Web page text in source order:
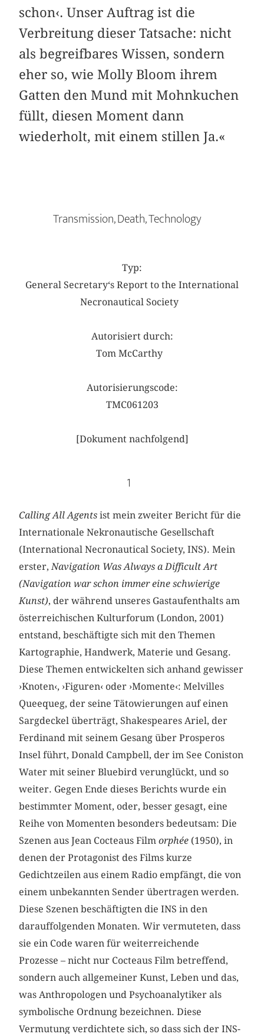
schon‹. Unser Auftrag ist die
Verbreitung dieser Tatsache: nicht
als begreifbares Wissen, sondern
eher so, wie Molly Bloom ihrem
Gatten den Mund mit Mohnkuchen
füllt, diesen Moment dann
wiederholt, mit einem stillen Ja.«
Transmission, Death, Technology
Typ:
General Secretary‘s Report to the International
Necronautical Society
Autorisiert durch:
Tom McCarthy
Autorisierungscode:
TMC061203
[Dokument nachfolgend]
1
Calling All Agents ist mein zweiter Bericht für die
Internationale Nekronautische Gesellschaft
(International Necronautical Society, INS). Mein
erster, Navigation Was Always a Difficult Art
(Navigation war schon immer eine schwierige
Kunst), der während unseres Gastaufenthalts am
österreichischen Kulturforum (London, 2001)
entstand, beschäftigte sich mit den Themen
Kartographie, Handwerk, Materie und Gesang.
Diese Themen entwickelten sich anhand gewisser
›Knoten‹, ›Figuren‹ oder ›Momente‹: Melvilles
Queequeg, der seine Tätowierungen auf einen
Sargdeckel überträgt, Shakespeares Ariel, der
Ferdinand mit seinem Gesang über Prosperos
Insel führt, Donald Campbell, der im See Coniston
Water mit seiner Bluebird verunglückt, und so
weiter. Gegen Ende dieses Berichts wurde ein
bestimmter Moment, oder, besser gesagt, eine
Reihe von Momenten besonders bedeutsam: Die
Szenen aus Jean Cocteaus Filmorphée (1950), in
denen der Protagonist des Films kurze
Gedichtzeilen aus einem Radio empfängt, die von
einem unbekannten Sender übertragen werden.
Diese Szenen beschäftigten die INS in den
darauffolgenden Monaten. Wir vermuteten, dass
sie ein Code waren für weiterreichende
Prozesse – nicht nur Cocteaus Film betreffend,
sondern auch allgemeiner Kunst, Leben und das,
was Anthropologen und Psychoanalytiker als
symbolische Ordnung bezeichnen. Diese
Vermutung verdichtete sich, so dass sich der INS-